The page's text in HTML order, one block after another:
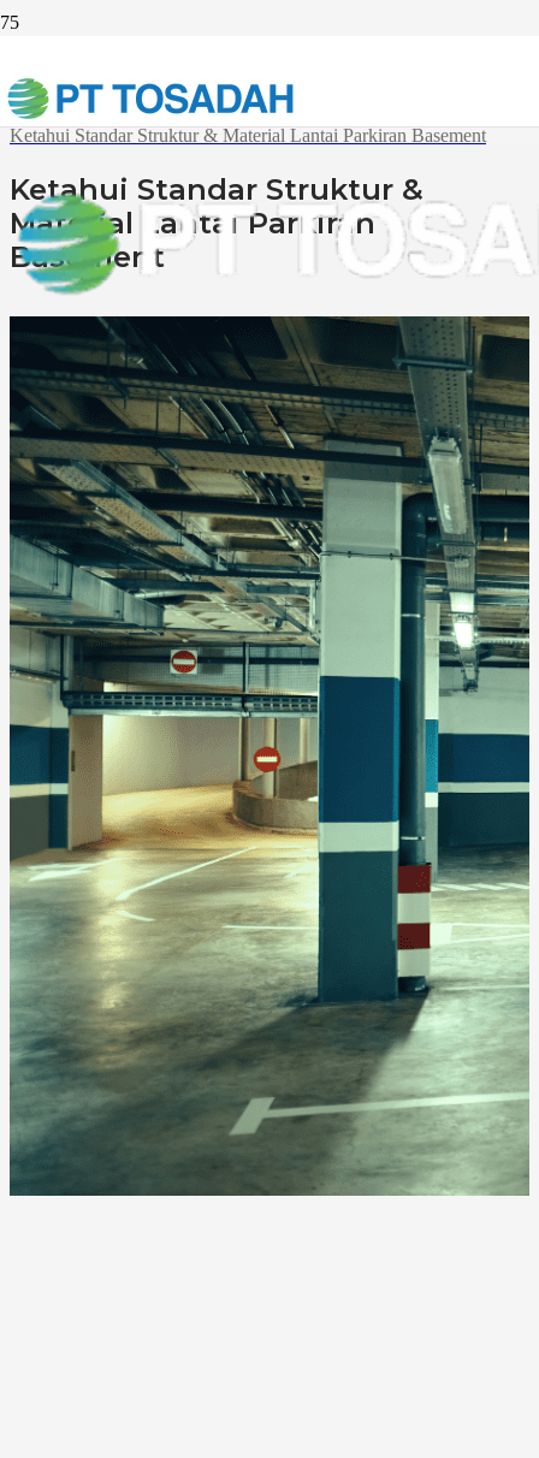
Beranda
Article
Ketahui Standar Struktur & Material Lantai Parkiran Basement
Ketahui Standar Struktur &
Material Lantai Parkiran
Basement